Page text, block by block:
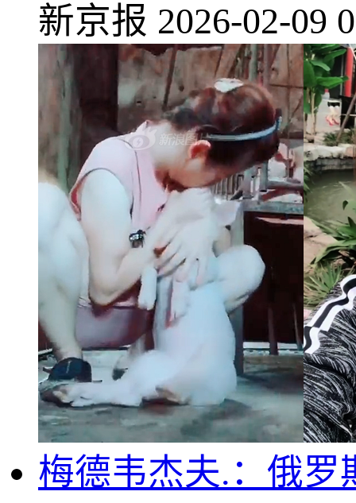
新京报 2026-02-09
梅德韦杰夫.：俄